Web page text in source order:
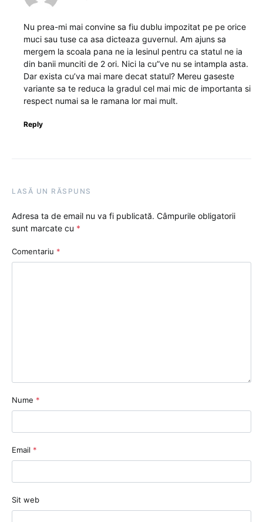
Nu prea-mi mai convine sa fiu dublu impozitat pe pe orice
muci sau tuse ca asa dicteaza guvernul. Am ajuns sa
mergem la scoala pana ne ia lesinul pentru ca statul ne ia
din banii munciti de 2 ori. Nici la cu”ve nu se intampla asta.
Dar exista cu’va mai mare decat statul? Mereu gaseste
variante sa te reduca la gradul cel mai mic de importanta si
respect numai sa le ramana lor mai mult.
Reply
LASĂ UN RĂSPUNS
Adresa ta de email nu va fi publicată. Câmpurile obligatorii
sunt marcate cu *
Comentariu *
Nume *
Email *
Sit web